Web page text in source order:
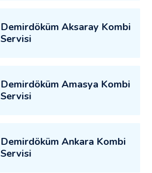
Demirdöküm Aksaray Kombi
Servisi
Demirdöküm Amasya Kombi
Servisi
Demirdöküm Ankara Kombi
Servisi